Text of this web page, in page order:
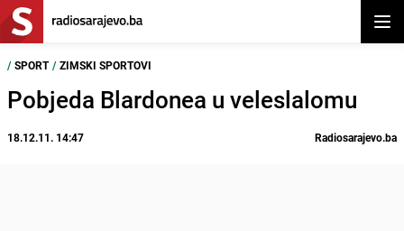
/ SPORT / ZIMSKI SPORTOVI
Pobjeda Blardonea u veleslalomu
18.12.11. 14:47 Radiosarajevo.ba